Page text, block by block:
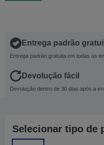
Entrega padrão
Entrega padrão gratuita em todas as
Devolução fácil
Devolução dentro de 30 dias após a
Selecionar tipo de